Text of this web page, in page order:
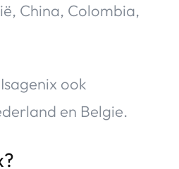
China, Colombia,
ook
en Belgie.